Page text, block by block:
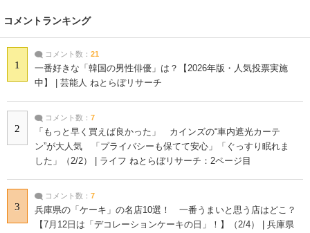
コメントランキング
1
コメント数： 21
一番好きな「韓国の男性俳優」は？【2026年版・人気投票実施
中】 | 芸能人 ねとらぼリサーチ
2
コメント数： 7
「もっと早く買えば良かった」 カインズの“車内遮光カーテ
ン”が大人気 「プライバシーも保てて安心」「ぐっすり眠れま
した」（2/2） | ライフ ねとらぼリサーチ：2ページ目
3
コメント数： 7
兵庫県の「ケーキ」の名店10選！ 一番うまいと思う店はどこ？
【7月12日は「デコレーションケーキの日」！】（2/4） | 兵庫県